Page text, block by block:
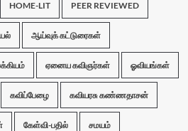
HOME-LIT PEER REVIEWED
ஆய்வுக் கட்டுரைகள்
ஏனைய கவிஞர்கள் ஓவியங்கள்
கவிப்பேழை கவியரசு கண்ணதாசன்
கேள்வி-பதில் சமயம்